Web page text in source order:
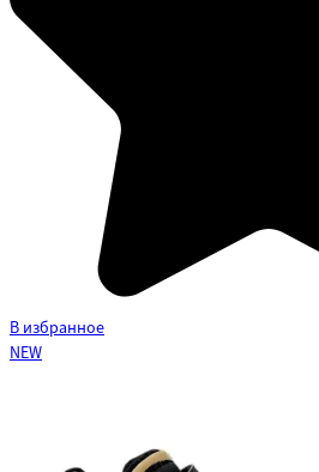
В избранное
NEW